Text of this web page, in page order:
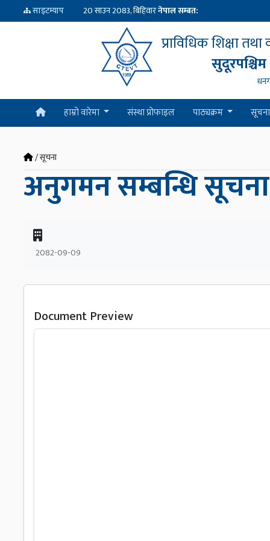
साइटम्याप 20 साउन 2083, बिहिवारनेपाल सम्बत:
प्राविधिक शिक्षा
हाम्रो वारेमा संस्था प्रोफाइल पाठ्यक्रम सूचना
/ सूचना
अनुगमन सम्बन्धि
2082-09-09
Document Preview